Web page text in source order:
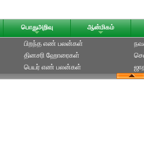
பொதுஅறிவு ஆன்மிகம்
பிறந்த எண் பலன்கள்
தினசரி ஹோரைகள்
பெயர் எண் பலன்கள்